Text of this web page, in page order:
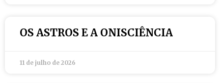
OS ASTROS E A ONISCIÊNCIA
11 de julho de 2026